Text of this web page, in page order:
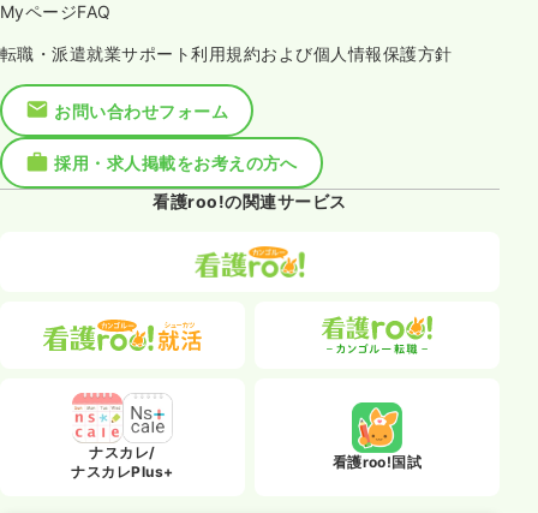
MyページFAQ
転職・派遣就業サポート利用規約および個人情報保護方針
お問い合わせフォーム
採用・求人掲載をお考えの方へ
看護roo!の関連サービス
ナスカレ/
ナスカレPlus+
看護roo!国試